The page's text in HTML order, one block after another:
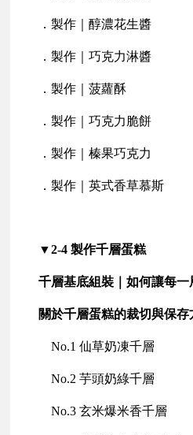
．製作｜醇濃花生醬
．製作｜巧克力淋醬
．製作｜菠蘿酥
．製作｜巧克力脆餅
．製作｜榛果巧克力
．製作｜英式香草慕斯
▼2-4 製作千層蛋糕
千層基底組裝｜如何讓每一
關於千層蛋糕的裁切與保存
No.1 仙草奶凍千層
No.2 芋頭奶綠千層
No.3 玄米爆米香千層